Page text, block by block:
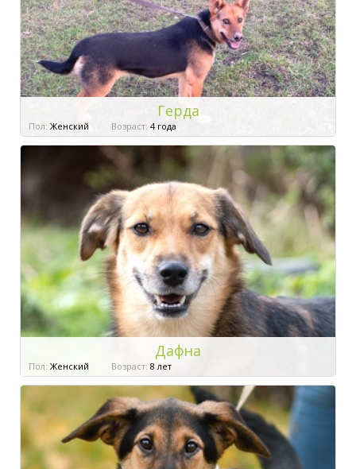
Герда
Пол: Женский Возраст: 4 года
Дафна
Пол: Женский Возраст: 8 лет